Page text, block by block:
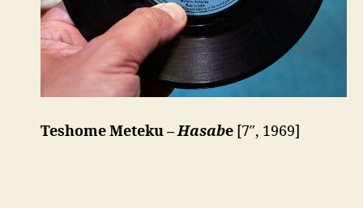
Teshome Meteku –Hasabe [7″, 1969]